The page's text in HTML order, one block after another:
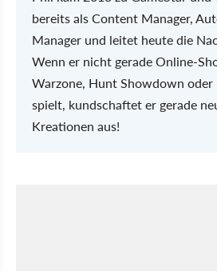
bereits als Content Manager,
Manager und leitet heute die
Wenn er nicht gerade Online-
Warzone, Hunt Showdown oder
spielt, kundschaftet er gerade
Kreationen aus!